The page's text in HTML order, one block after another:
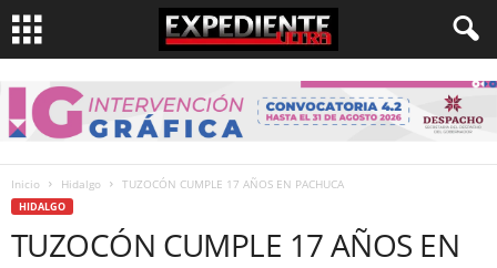
Inicio Hidalgo TUZOCÓN CUMPLE 17 AÑOS EN PACHUCA
HIDALGO
TUZOCÓN CUMPLE 17 AÑOS EN